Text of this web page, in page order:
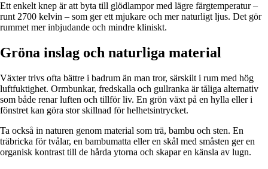
Ett enkelt knep är att byta till glödlampor med lägre färgtemperatur –
runt 2700 kelvin – som ger ett mjukare och mer naturligt ljus. Det gör
rummet mer inbjudande och mindre kliniskt.
Gröna inslag och naturliga material
Växter trivs ofta bättre i badrum än man tror, särskilt i rum med hög
luftfuktighet. Ormbunkar, fredskalla och gullranka är tåliga alternativ
som både renar luften och tillför liv. En grön växt på en hylla eller i
fönstret kan göra stor skillnad för helhetsintrycket.
Ta också in naturen genom material som trä, bambu och sten. En
träbricka för tvålar, en bambumatta eller en skål med småsten ger en
organisk kontrast till de hårda ytorna och skapar en känsla av lugn.